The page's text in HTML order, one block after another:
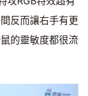
反而讓右手有更
的靈敏度都很流